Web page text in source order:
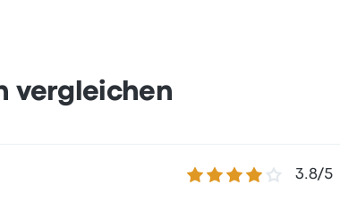
vergleichen
3.8 von 5 Sternen3.8/5